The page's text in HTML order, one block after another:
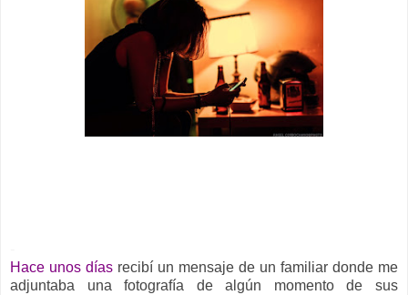
Hace unos días recibí un mensaje de un familiar donde me
adjuntaba una fotografía de algún momento de sus